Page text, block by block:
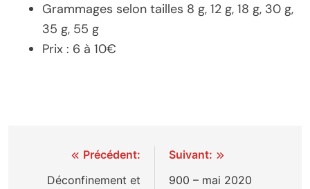
Grammages selon tailles 8 g, 12 g, 18 g, 30 g,
35 g, 55 g
Prix : 6 à 10€
NavigationPrécédent:
Déconfinement et
Suivant:
900 – mai 2020